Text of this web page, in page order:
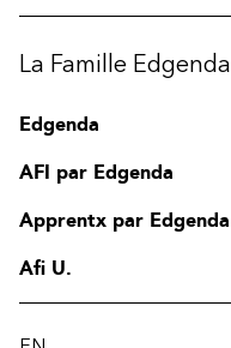
La Famille Edgenda
Edgenda
AFI par Edgenda
Apprentx par Edgenda
Afi U.